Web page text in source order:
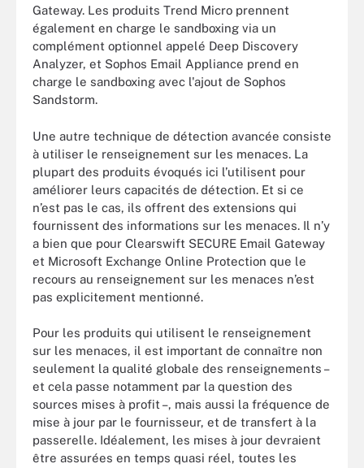
Gateway. Les produits Trend Micro prennent
également en charge le sandboxing via un
complément optionnel appelé Deep Discovery
Analyzer, et Sophos Email Appliance prend en
charge le sandboxing avec l'ajout de Sophos
Sandstorm.
Une autre technique de détection avancée consiste
à utiliser le renseignement sur les menaces. La
plupart des produits évoqués ici l’utilisent pour
améliorer leurs capacités de détection. Et si ce
n’est pas le cas, ils offrent des extensions qui
fournissent des informations sur les menaces. Il n’y
a bien que pour Clearswift SECURE Email Gateway
et Microsoft Exchange Online Protection que le
recours au renseignement sur les menaces n’est
pas explicitement mentionné.
Pour les produits qui utilisent le renseignement
sur les menaces, il est important de connaître non
seulement la qualité globale des renseignements –
et cela passe notamment par la question des
sources mises à profit –, mais aussi la fréquence de
mise à jour par le fournisseur, et de transfert à la
passerelle. Idéalement, les mises à jour devraient
être assurées en temps quasi réel, toutes les